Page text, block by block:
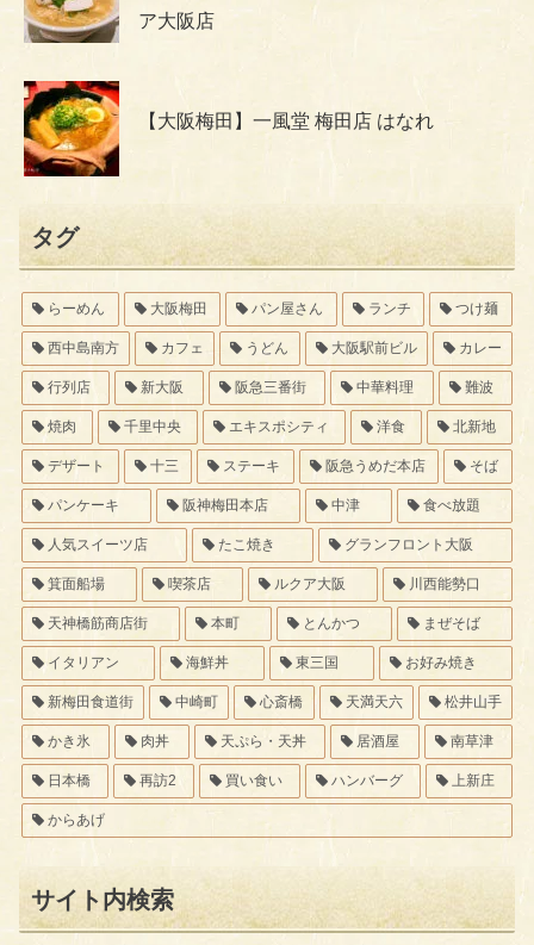
ア大阪店
【大阪梅田】一風堂 梅田店 はなれ
タグ
らーめん 大阪梅田 パン屋さん ランチ つけ麺
西中島南方 カフェ うどん 大阪駅前ビル カレー
行列店 新大阪 阪急三番街 中華料理 難波
焼肉 千里中央 エキスポシティ 洋食 北新地
デザート 十三 ステーキ 阪急うめだ本店 そば
パンケーキ 阪神梅田本店 中津 食べ放題
人気スイーツ店 たこ焼き グランフロント大阪
箕面船場 喫茶店 ルクア大阪 川西能勢口
天神橋筋商店街 本町 とんかつ まぜそば
イタリアン 海鮮丼 東三国 お好み焼き
新梅田食道街 中崎町 心斎橋 天満天六 松井山手
かき氷 肉丼 天ぷら・天丼 居酒屋 南草津
日本橋 再訪2 買い食い ハンバーグ 上新庄
からあげ
サイト内検索